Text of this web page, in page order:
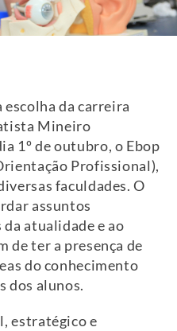
da carreira
Mineiro
1º de outubro, o Ebop
Profissional),
faculdades. O
assuntos
atualidade e ao
de ter a presença de
do conhecimento
dos alunos.
estratégico e